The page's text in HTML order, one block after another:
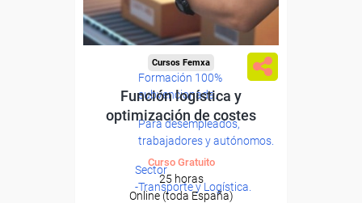
Formación 100%
subvencionada.
Para desempleados,
trabajadores y autónomos.
Sector
-Transporte y Logística.
Cursos Femxa
Función logística y
optimización de costes
Curso Gratuito
25 horas
Online (toda España)